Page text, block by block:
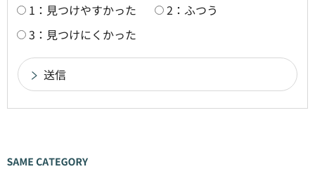
1：見つけやすかった
2：ふつう
3：見つけにくかった